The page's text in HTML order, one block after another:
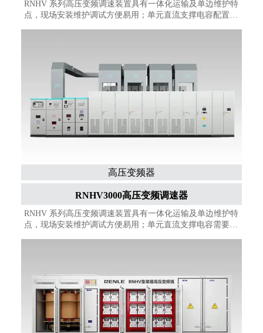
RNHV 系列高压变频调速装置具有一体化运输及单边维护特
点，现场安装维护调试方便易用；单元直流支撑电容配置金
高压变频器
RNHV3000高压变频调速器
RNHV 系列高压变频调速装置具有一体化运输及单边维护特
点，现场安装维护调试方便易用；单元直流支撑电容需要金